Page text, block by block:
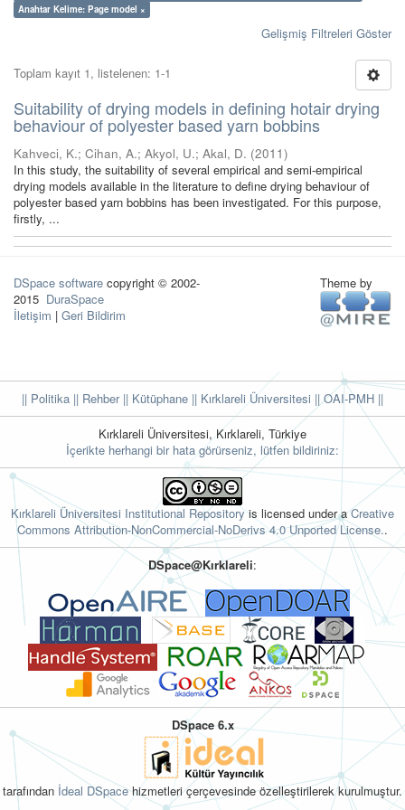
Anahtar Kelime: Page model ×
Gelişmiş Filtreleri Göster
Toplam kayıt 1, listelenen: 1-1
Suitability of drying models in defining hotair drying
behaviour of polyester based yarn bobbins
Kahveci, K.; Cihan, A.; Akyol, U.; Akal, D. (2011)
In this study, the suitability of several empirical and semi-empirical
drying models available in the literature to define drying behaviour of
polyester based yarn bobbins has been investigated. For this purpose,
firstly, ...
DSpace software copyright © 2002-
2015 DuraSpace
İletişim | Geri Bildirim
Theme by
|| Politika || Rehber|| Kütüphane || Kırklareli Üniversitesi ||OAI-PMH ||
Kırklareli Üniversitesi, Kırklareli, Türkiye
İçerikte herhangi bir hata görürseniz, lütfen bildiriniz:
Kırklareli Üniversitesi Institutional Repository is licensed under aCreative
Commons Attribution-NonCommercial-NoDerivs 4.0 Unported License..
DSpace@Kırklareli:
DSpace 6.x
tarafından İdeal DSpacehizmetleri çerçevesinde özelleştirilerek kurulmuştur.